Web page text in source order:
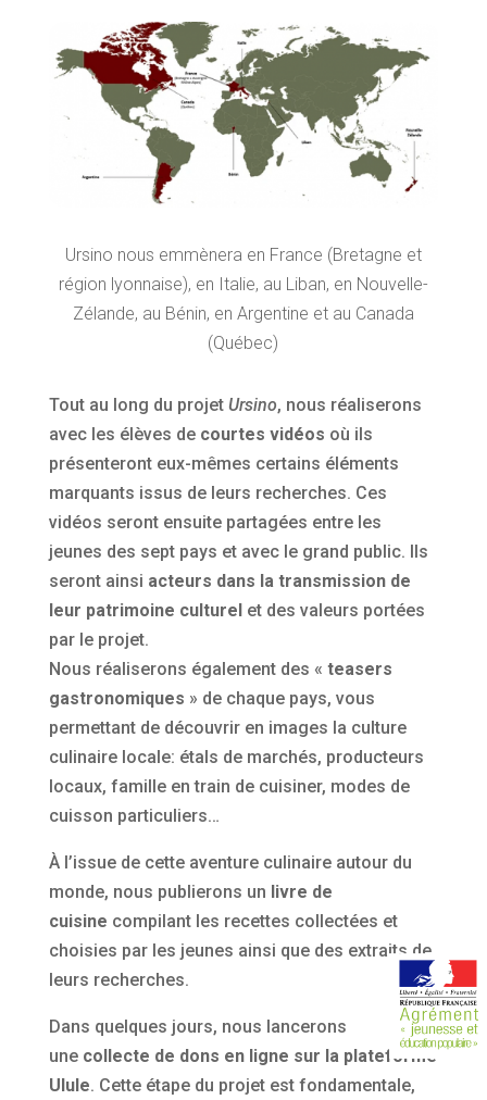
Ursino nous emmènera en France (Bretagne et
région lyonnaise), en Italie, au Liban, en Nouvelle-
Zélande, au Bénin, en Argentine et au Canada
(Québec)
Tout au long du projet Ursino, nous réaliserons
avec les élèves de courtes vidéos où ils
présenteront eux-mêmes certains éléments
marquants issus de leurs recherches. Ces
vidéos seront ensuite partagées entre les
jeunes des sept pays et avec le grand public. Ils
seront ainsi acteurs dans la transmission de
leur patrimoine culturel et des valeurs portées
par le projet.
Nous réaliserons également des « teasers
gastronomiques » de chaque pays, vous
permettant de découvrir en images la culture
culinaire locale: étals de marchés, producteurs
locaux, famille en train de cuisiner, modes de
cuisson particuliers…
À l’issue de cette aventure culinaire autour du
monde, nous publierons un livre de
cuisine compilant les recettes collectées et
choisies par les jeunes ainsi que des extraits de
leurs recherches.
Dans quelques jours, nous lancerons
une collecte de dons en ligne sur la plateforme
Ulule. Cette étape du projet est fondamentale,